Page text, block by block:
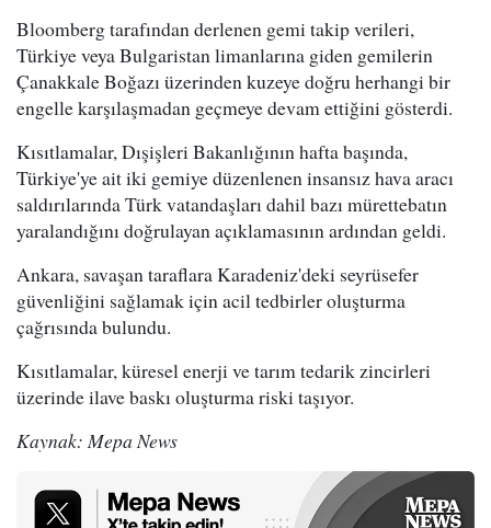
Bloomberg tarafından derlenen gemi takip verileri,
Türkiye veya Bulgaristan limanlarına giden gemilerin
Çanakkale Boğazı üzerinden kuzeye doğru herhangi bir
engelle karşılaşmadan geçmeye devam ettiğini gösterdi.
Kısıtlamalar, Dışişleri Bakanlığının hafta başında,
Türkiye'ye ait iki gemiye düzenlenen insansız hava aracı
saldırılarında Türk vatandaşları dahil bazı mürettebatın
yaralandığını doğrulayan açıklamasının ardından geldi.
Ankara, savaşan taraflara Karadeniz'deki seyrüsefer
güvenliğini sağlamak için acil tedbirler oluşturma
çağrısında bulundu.
Kısıtlamalar, küresel enerji ve tarım tedarik zincirleri
üzerinde ilave baskı oluşturma riski taşıyor.
Kaynak: Mepa News